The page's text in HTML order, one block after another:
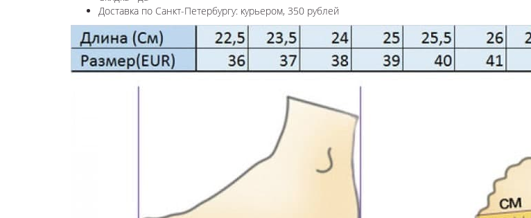
Доставка по Санкт-Петербургу: курьером, 350 рублей